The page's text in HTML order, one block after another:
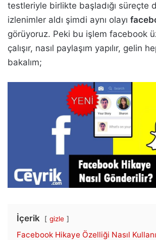
testleriyle birlikte başladığı süreçte
izlenimler aldı şimdi aynı olayı
görüyoruz. Peki bu işlem facebook
çalışır, nasıl paylaşım yapılır, gelin
bakalım;
İçerik gizle
Facebook Hikaye Özelliği Nasıl